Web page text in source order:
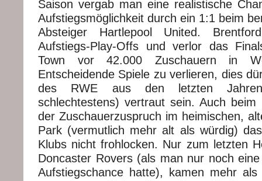
Saison vergab man eine realistische
Aufstiegsmöglichkeit durch ein 1:1 beim
Absteiger Hartlepool United.
Aufstiegs-Play-Offs und verlor das
Town vor 42.000 Zuschauern in
Entscheidende Spiele zu verlieren, dies
des RWE aus den letzten
schlechtestens) vertraut sein. Auch
der Zuschauerzuspruch im heimischen,
Park (vermutlich mehr alt als würdig)
Klubs nicht frohlocken. Nur zum letzten
Doncaster Rovers (als man nur noch
Aufstiegschance hatte), kamen mehr als